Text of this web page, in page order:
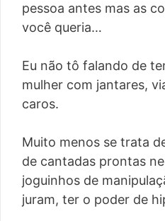
pessoa antes mas as
você queria…
Eu não tô falando de
mulher com jantares,
caros.
Muito menos se trata
de cantadas prontas
joguinhos de
juram, ter o poder de